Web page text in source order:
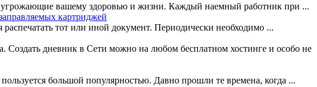
угрожающие вашему здоровью и жизни. Каждый наемный работник при ...
картриджей
тот или иной документ. Периодически необходимо ...
Создать дневник в Сети можно на любом бесплатном хостинге и особо не
большой популярностью. Давно прошли те времена, когда ...